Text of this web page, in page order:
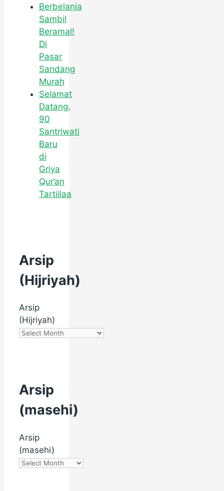
Berbelanja
Sambil
Beramal!
Di
Pasar
Sandang
Murah
Selamat
Datang,
90
Santriwati
Baru
di
Griya
Qur’an
Tartiilaa
Arsip
(Hijriyah)
Arsip
(Hijriyah)
Arsip
(masehi)
Arsip
(masehi)